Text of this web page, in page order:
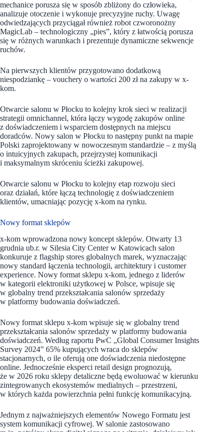
mechanice porusza się w sposób zbliżony do człowieka,
analizuje otoczenie i wykonuje precyzyjne ruchy. Uwagę
odwiedzających przyciągał również robot czworonożny
MagicLab – technologiczny „pies”, który z łatwością porusza
się w różnych warunkach i prezentuje dynamiczne sekwencje
ruchów.
Na pierwszych klientów przygotowano dodatkową
niespodziankę – vouchery o wartości 200 zł na zakupy w x-
kom.
Otwarcie salonu w Płocku to kolejny krok sieci w realizacji
strategii omnichannel, która łączy wygodę zakupów online
z doświadczeniem i wsparciem dostępnych na miejscu
doradców. Nowy salon w Płocku to następny punkt na mapie
Polski zaprojektowany w nowoczesnym standardzie – z myślą
o intuicyjnych zakupach, przejrzystej komunikacji
i maksymalnym skróceniu ścieżki zakupowej.
Otwarcie salonu w Płocku to kolejny etap rozwoju sieci
oraz działań, które łączą technologię z doświadczeniem
klientów, umacniając pozycję x-kom na rynku.
Nowy format sklepów
x-kom wprowadzona nowy koncept sklepów. Otwarty 13
grudnia ub.r. w Silesia City Center w Katowicach salon
konkuruje z flagship stores globalnych marek, wyznaczając
nowy standard łączenia technologii, architektury i customer
experience. Nowy format sklepu x-kom, jednego z liderów
w kategorii elektroniki użytkowej w Polsce, wpisuje się
w globalny trend przekształcania salonów sprzedaży
w platformy budowania doświadczeń.
Nowy format sklepu x-kom wpisuje się w globalny trend
przekształcania salonów sprzedaży w platformy budowania
doświadczeń. Według raportu PwC „Global Consumer Insights
Survey 2024” 65% kupujących wraca do sklepów
stacjonarnych, o ile oferują one doświadczenia niedostępne
online. Jednocześnie eksperci retail design prognozują,
że w 2026 roku sklepy detaliczne będą ewoluować w kierunku
zintegrowanych ekosystemów medialnych – przestrzeni,
w których każda powierzchnia pełni funkcję komunikacyjną.
Jednym z najważniejszych elementów Nowego Formatu jest
system komunikacji cyfrowej. W salonie zastosowano